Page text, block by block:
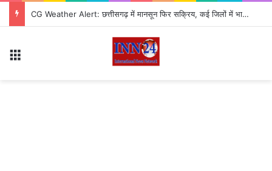
CG Weather Alert: छत्तीसगढ़ में मानसून फिर सक्रिय, कई जिलों में भारी बारिश का अलर्ट